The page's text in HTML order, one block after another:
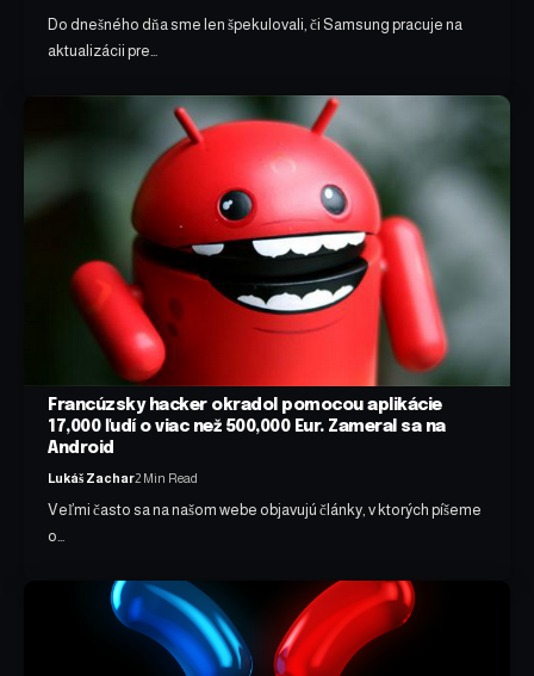
Do dnešného dňa sme len špekulovali, či Samsung pracuje na
aktualizácii pre…
Francúzsky hacker okradol pomocou aplikácie
17,000 ľudí o viac než 500,000 Eur. Zameral sa na
Android
Lukáš Zachar2 Min Read
Veľmi často sa na našom webe objavujú články, v ktorých píšeme
o…